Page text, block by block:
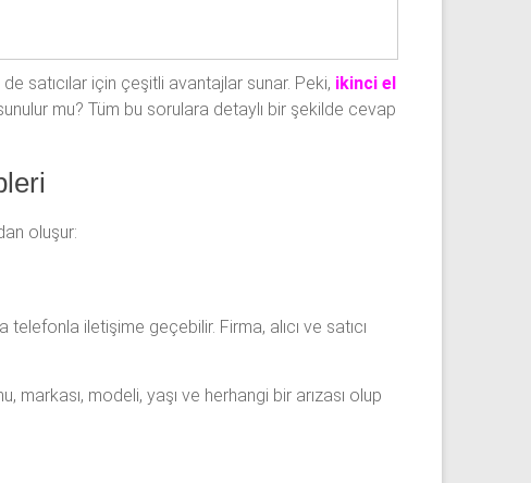
satıcılar için çeşitli avantajlar sunar. Peki, ikinci el
mu? Tüm bu sorulara detaylı bir şekilde cevap
oluşur:
iletişime geçebilir. Firma, alıcı ve satıcı
markası, modeli, yaşı ve herhangi bir arızası olup